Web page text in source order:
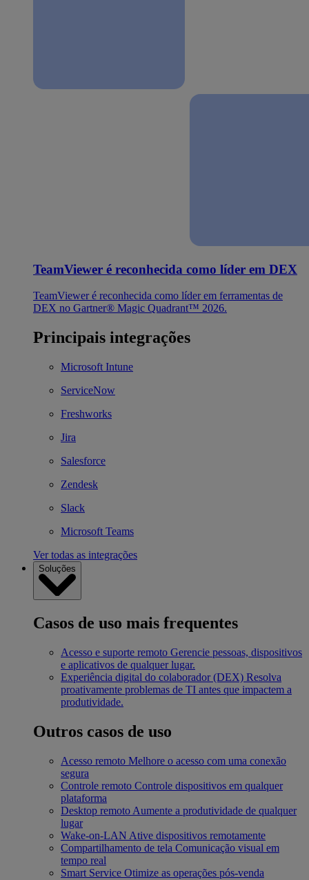
TeamViewer é reconhecida como líder em DEX
TeamViewer é reconhecida como líder em ferramentas de
DEX no Gartner® Magic Quadrant™ 2026.
Principais integrações
Microsoft Intune
ServiceNow
Freshworks
Jira
Salesforce
Zendesk
Slack
Microsoft Teams
Ver todas as integrações
Soluções
Casos de uso mais frequentes
Acesso e suporte remoto Gerencie pessoas, dispositivos
e aplicativos de qualquer lugar.
Experiência digital do colaborador (DEX) Resolva
proativamente problemas de TI antes que impactem a
produtividade.
Outros casos de uso
Acesso remoto Melhore o acesso com uma conexão
segura
Controle remoto Controle dispositivos em qualquer
plataforma
Desktop remoto Aumente a produtividade de qualquer
lugar
Wake-on-LAN Ative dispositivos remotamente
Compartilhamento de tela Comunicação visual em
tempo real
Smart Service Otimize as operações pós-venda